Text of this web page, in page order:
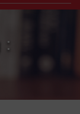
: